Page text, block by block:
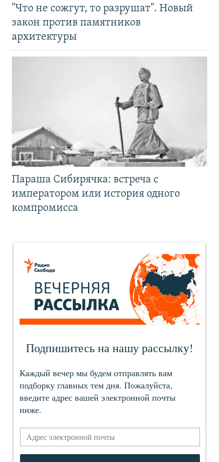
"Что не сожгут, то разрушат". Новый
закон против памятников
архитектуры
Параша Сибирячка: встреча с
императором или история одного
компромисса